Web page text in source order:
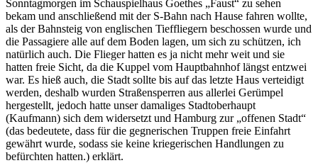
Sonntagmorgen im Schauspielhaus Goethes
Faust
zu sehen
bekam und anschließend mit der S-Bahn nach Hause fahren wollte,
als der Bahnsteig von englischen Tieffliegern beschossen wurde und
die Passagiere alle auf dem Boden lagen, um sich zu schützen, ich
natürlich auch. Die Flieger hatten es ja nicht mehr weit und sie
hatten freie Sicht, da die Kuppel vom Hauptbahnhof längst entzwei
war. Es hieß auch, die Stadt sollte bis auf das letzte Haus verteidigt
werden, deshalb wurden Straßensperren aus allerlei Gerümpel
hergestellt, jedoch hatte unser damaliges Stadtoberhaupt
(Kaufmann) sich dem widersetzt und Hamburg zur offenen Stadt
(das bedeutete, dass für die gegnerischen Truppen freie Einfahrt
gewährt wurde, sodass sie keine kriegerischen Handlungen zu
befürchten hatten.) erklärt.